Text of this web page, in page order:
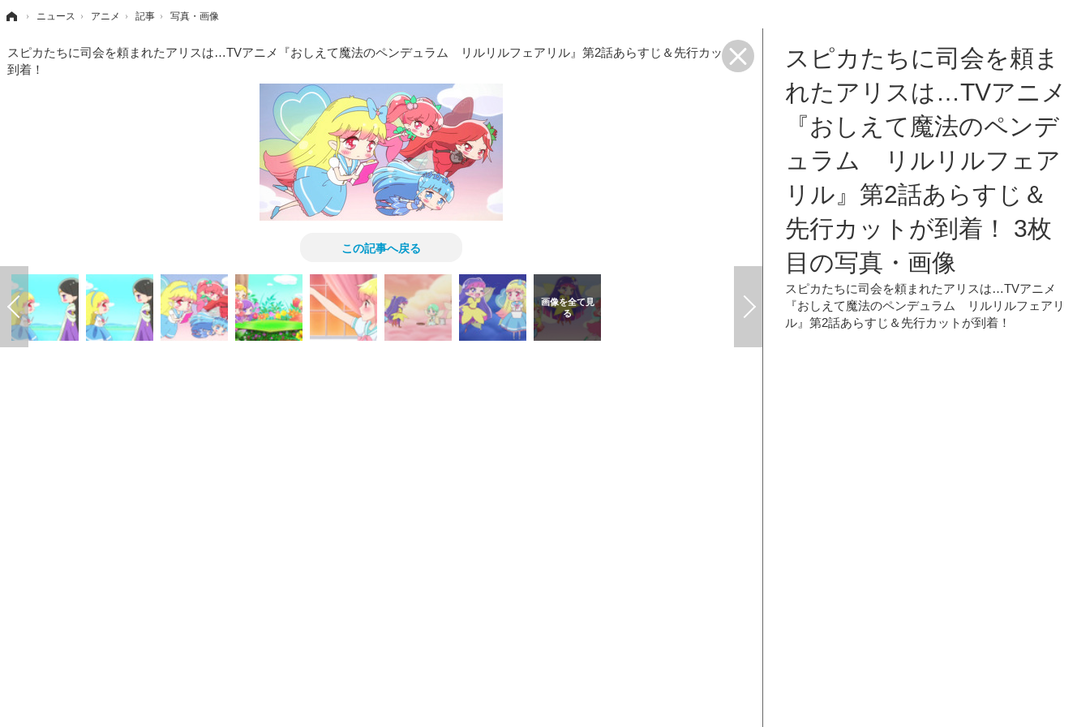
› ニュース › アニメ › 記事 › 写真・画像
スピカたちに司会を頼まれたアリスは…TVアニメ『おしえて魔法のペンデュラム リルリルフェアリル』第2話あらすじ＆先行カットが
到着！
この記事へ戻る
スピカたちに司会を頼ま
れたアリスは…TVアニメ
『おしえて魔法のペンデ
ュラム リルリルフェア
リル』第2話あらすじ＆
先行カットが到着！ 3枚
目の写真・画像
スピカたちに司会を頼まれたアリスは…TVアニメ
『おしえて魔法のペンデュラム リルリルフェアリ
ル』第2話あらすじ＆先行カットが到着！